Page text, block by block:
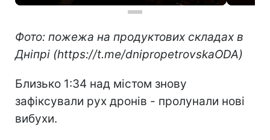
Фото: пожежа на продуктових складах в
Дніпрі (https://t.me/dnipropetrovskaODA)
Близько 1:34 над містом знову
зафіксували рух дронів - пролунали нові
вибухи.